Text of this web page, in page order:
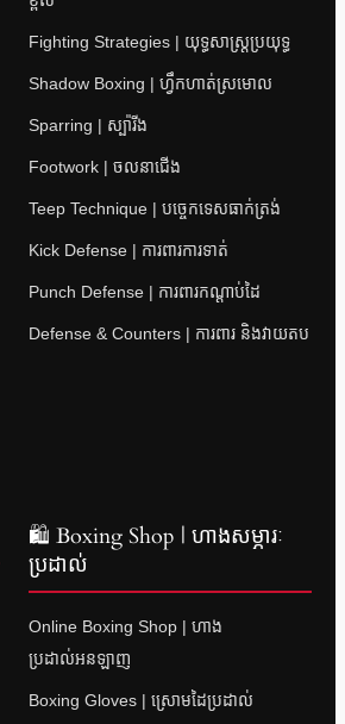
Fighting Strategies | យុទ្ធសាស្ត្រប្រយុទ្ធ
Shadow Boxing | ហ្វឹកហាត់ស្រមោល
Sparring | ស្ប៉ារីង
Footwork | ចលនាជើង
Teep Technique | បច្ចេកទេសធាក់ត្រង់
Kick Defense | ការពារការទាត់
Punch Defense | ការពារកណ្តាប់ដៃ
Defense & Counters | ការពារ និងវាយតប
🛍 Boxing Shop | ហាងសម្ភារៈ
ប្រដាល់
Online Boxing Shop | ហាង
ប្រដាល់អនឡាញ
Boxing Gloves | ស្រោមដៃប្រដាល់